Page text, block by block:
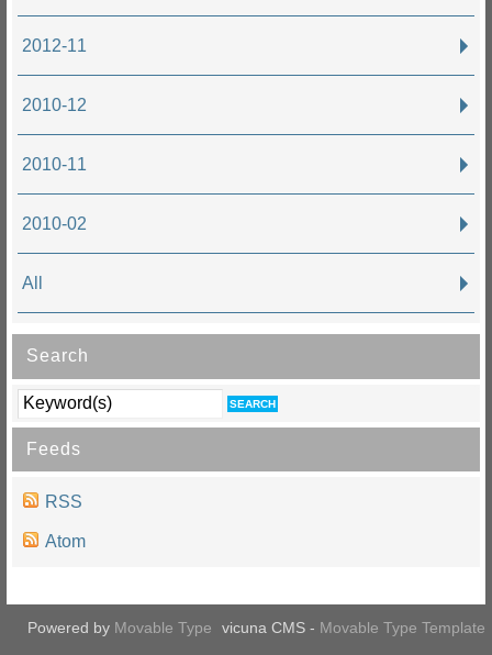
2012-11
2010-12
2010-11
2010-02
All
Search
Feeds
RSS
Atom
Powered by Movable Type vicuna CMS - Movable Type Template